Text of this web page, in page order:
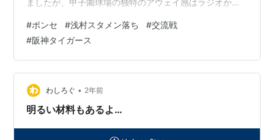
ましたが、甲子園球場の独特のアウェイ感はラジオから
る感が半端ないです。あの中で闘って勝ったのですか
ら、これは楽天の選手たちを褒めてやりたい。 浅村をス
タメンからハズした今江監督の覚悟が選手たちに伝わっ
たのかもしれませんね。 浅村のスタメン落ちはチームに
とって、浅村自身にとって、越えなければならない大き
な壁だった気がします。それを越えて、浅村…
#ポンセ #浅村スタメン落ち #交流戦
#阪神タイガース
わしろぐ • 2年前
明るい材料もあるよ…